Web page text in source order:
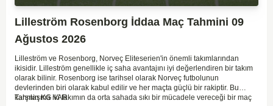
Lilleström Rosenborg İddaa Maç Tahmini 09
Ağustos 2026
Lilleström ve Rosenborg, Norveç Eliteserien'in önemli takımlarından
ikisidir. Lilleström genellikle iç saha avantajını iyi değerlendiren bir takım
olarak bilinir. Rosenborg ise tarihsel olarak Norveç futbolunun
devlerinden biri olarak kabul edilir ve her maçta güçlü bir rakiptir. Bu
karşılaşma iki takımın da orta sahada sıkı bir mücadele vereceği bir maç
Tahmin KG VAR